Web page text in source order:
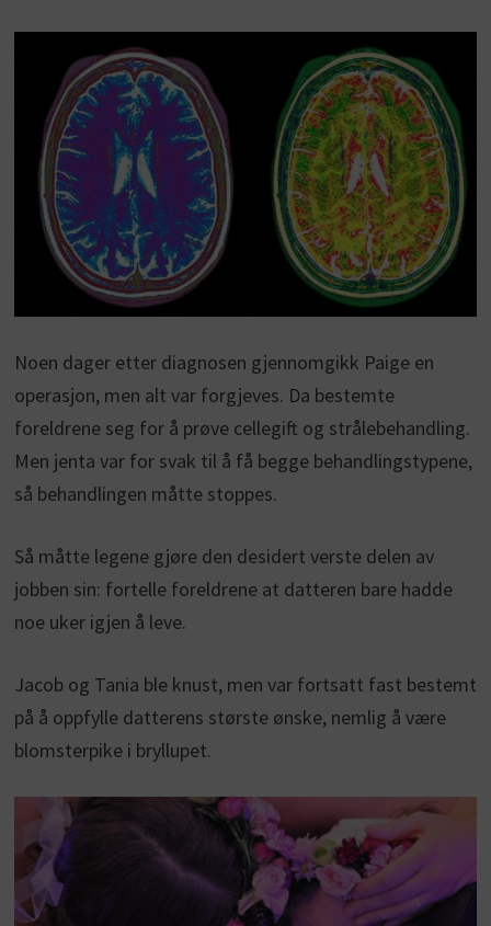
Noen dager etter diagnosen gjennomgikk Paige en
operasjon, men alt var forgjeves. Da bestemte
foreldrene seg for å prøve cellegift og strålebehandling.
Men jenta var for svak til å få begge behandlingstypene,
så behandlingen måtte stoppes.
Så måtte legene gjøre den desidert verste delen av
jobben sin: fortelle foreldrene at datteren bare hadde
noe uker igjen å leve.
Jacob og Tania ble knust, men var fortsatt fast bestemt
på å oppfylle datterens største ønske, nemlig å være
blomsterpike i bryllupet.